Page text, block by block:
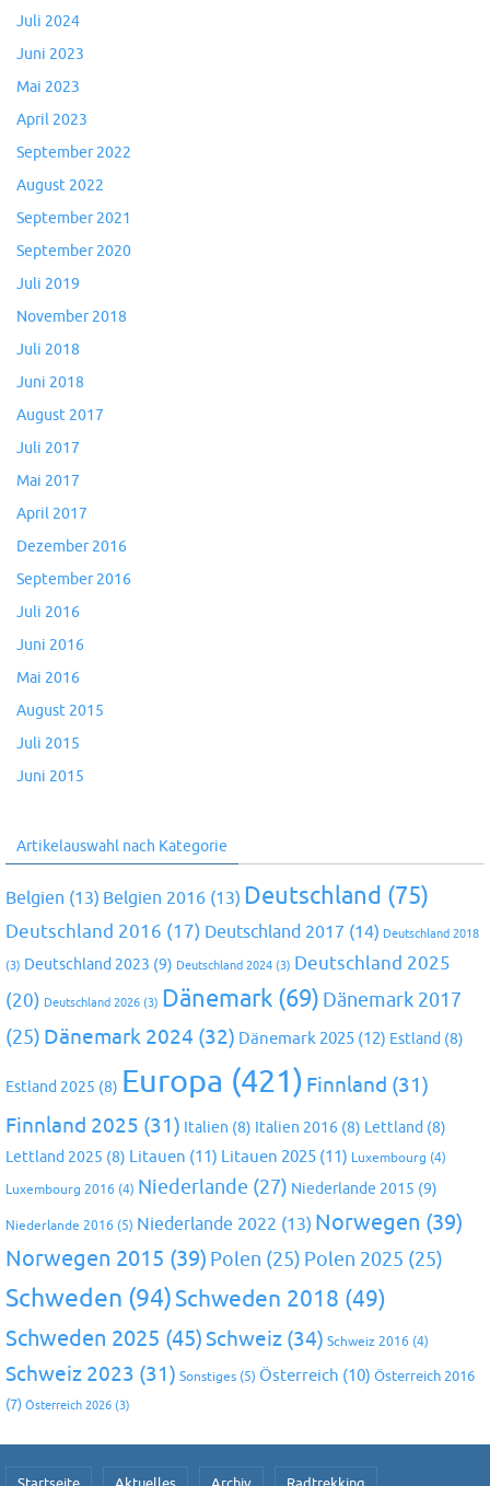
Juli 2024
Juni 2023
Mai 2023
April 2023
September 2022
August 2022
September 2021
September 2020
Juli 2019
November 2018
Juli 2018
Juni 2018
August 2017
Juli 2017
Mai 2017
April 2017
Dezember 2016
September 2016
Juli 2016
Juni 2016
Mai 2016
August 2015
Juli 2015
Juni 2015
Artikelauswahl nach Kategorie
Belgien (13) Belgien 2016 (13) Deutschland (75)
Deutschland 2016 (17) Deutschland 2017 (14) Deutschland 2018
(3) Deutschland 2023 (9) Deutschland 2024 (3) Deutschland 2025
(20) Deutschland 2026 (3) Dänemark (69) Dänemark 2017
(25) Dänemark 2024 (32) Dänemark 2025 (12) Estland (8)
Estland 2025 (8) Europa (421) Finnland (31)
Finnland 2025 (31) Italien (8) Italien 2016 (8) Lettland (8)
Lettland 2025 (8) Litauen (11) Litauen 2025 (11) Luxembourg (4)
Luxembourg 2016 (4) Niederlande (27) Niederlande 2015 (9)
Niederlande 2016 (5) Niederlande 2022 (13) Norwegen (39)
Norwegen 2015 (39) Polen (25) Polen 2025 (25)
Schweden (94)Schweden 2018 (49)
Schweden 2025 (45)Schweiz (34) Schweiz 2016 (4)
Schweiz 2023 (31) Sonstiges (5) Österreich (10) Österreich 2016
(7) Österreich 2026 (3)